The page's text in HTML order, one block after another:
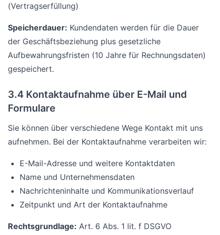
(Vertragserfüllung)
Speicherdauer: Kundendaten werden für die Dauer
der Geschäftsbeziehung plus gesetzliche
Aufbewahrungsfristen (10 Jahre für Rechnungsdaten)
gespeichert.
3.4 Kontaktaufnahme über E-Mail und
Formulare
Sie können über verschiedene Wege Kontakt mit uns
aufnehmen. Bei der Kontaktaufnahme verarbeiten wir:
E-Mail-Adresse und weitere Kontaktdaten
Name und Unternehmensdaten
Nachrichteninhalte und Kommunikationsverlauf
Zeitpunkt und Art der Kontaktaufnahme
Rechtsgrundlage: Art. 6 Abs. 1 lit. f DSGVO